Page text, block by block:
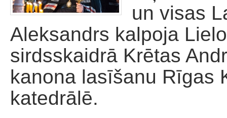
Palīdzība dievnamam
un visas
Aleksandrs kalpoja
sirdsskaidrā Krētas
kanona lasīšanu Rīgas
katedrālē.